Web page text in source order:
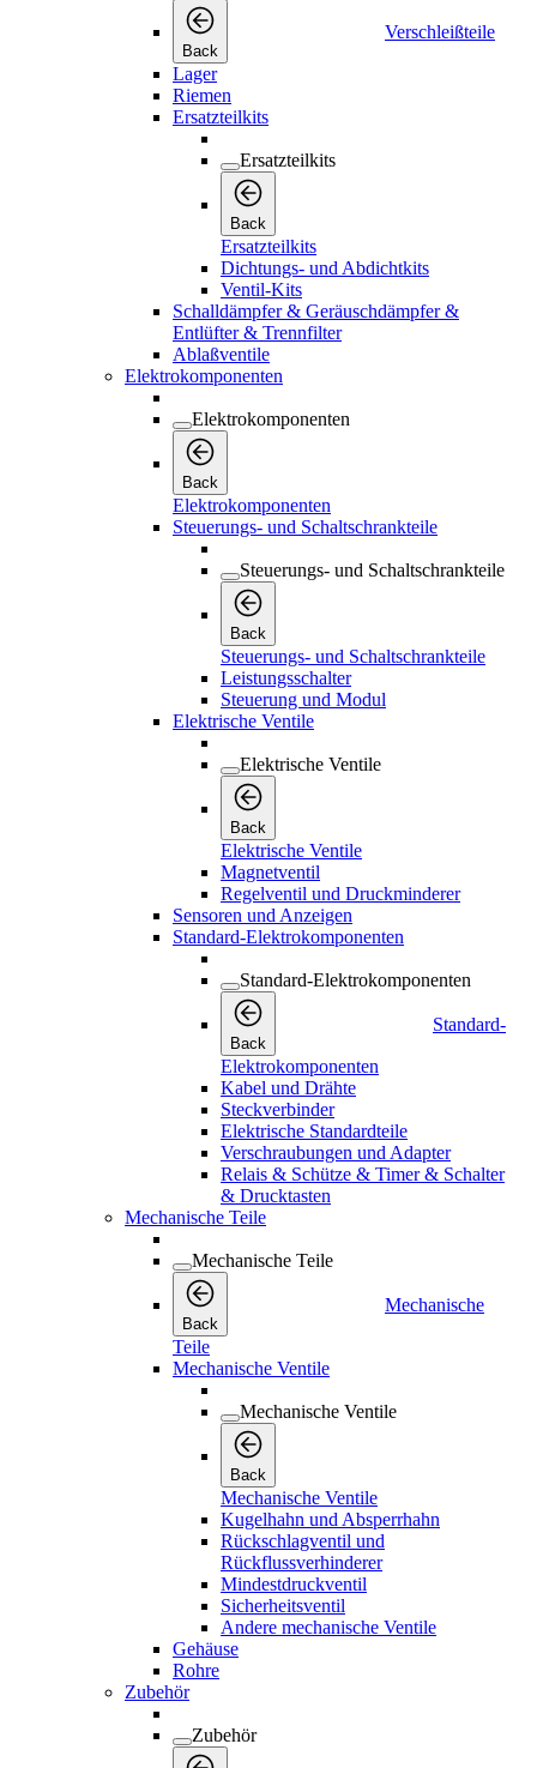
Back
Verschleißteile
Lager
Riemen
Ersatzteilkits
Ersatzteilkits
Back
Ersatzteilkits
Dichtungs- und Abdichtkits
Ventil-Kits
Schalldämpfer & Geräuschdämpfer &
Entlüfter & Trennfilter
Ablaßventile
Elektrokomponenten
Elektrokomponenten
Back
Elektrokomponenten
Steuerungs- und Schaltschrankteile
Steuerungs- und Schaltschrankteile
Back
Steuerungs- und Schaltschrankteile
Leistungsschalter
Steuerung und Modul
Elektrische Ventile
Elektrische Ventile
Back
Elektrische Ventile
Magnetventil
Regelventil und Druckminderer
Sensoren und Anzeigen
Standard-Elektrokomponenten
Standard-Elektrokomponenten
Back
Standard-
Elektrokomponenten
Kabel und Drähte
Steckverbinder
Elektrische Standardteile
Verschraubungen und Adapter
Relais & Schütze & Timer & Schalter
& Drucktasten
Mechanische Teile
Mechanische Teile
Back
Mechanische
Teile
Mechanische Ventile
Mechanische Ventile
Back
Mechanische Ventile
Kugelhahn und Absperrhahn
Rückschlagventil und
Rückflussverhinderer
Mindestdruckventil
Sicherheitsventil
Andere mechanische Ventile
Gehäuse
Rohre
Zubehör
Zubehör